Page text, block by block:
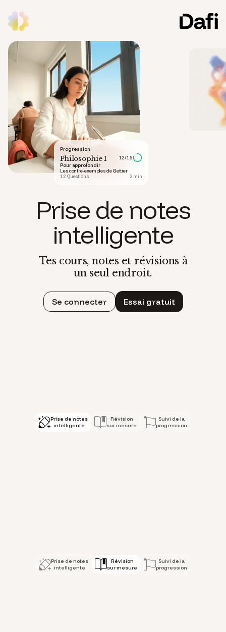
Progression
Philosophie I
12/15
Pour approfondir
Les contre-exemples de Gettier
12 Questions
2 min
Prise de notes
intelligente
Tes cours, notes et révisions à
un seul endroit.
Se connecter Essai gratuit
Prise de notes
intelligente
Révision
sur mesure
Suivi de la
progression
Prise de notes
intelligente
Révision
sur mesure
Suivi de la
progression